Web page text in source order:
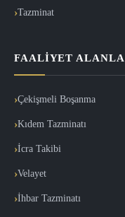
Tazminat
FAALIYET
Çekişmeli Boşanma
Kıdem Tazminatı
İcra Takibi
Velayet
İhbar Tazminatı